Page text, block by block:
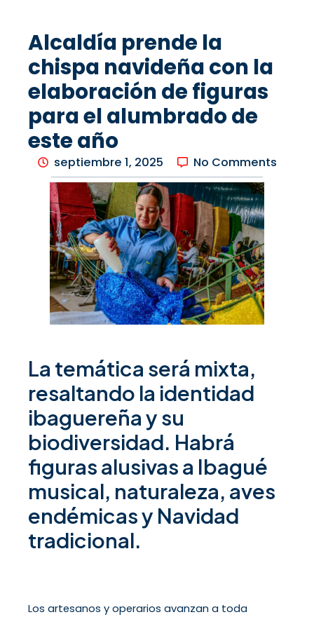
Alcaldía prende la
chispa navideña con la
elaboración de figuras
para el alumbrado de
este año
septiembre 1, 2025 No Comments
La temática será mixta,
resaltando la identidad
ibaguereña y su
biodiversidad. Habrá
figuras alusivas a Ibagué
musical, naturaleza, aves
endémicas y Navidad
tradicional.
Los artesanos y operarios avanzan a toda